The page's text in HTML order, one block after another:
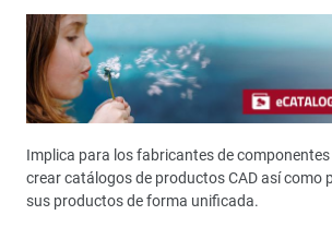
Implica para los fabricantes de
crear catálogos de productos CAD así como
sus productos de forma unificada.